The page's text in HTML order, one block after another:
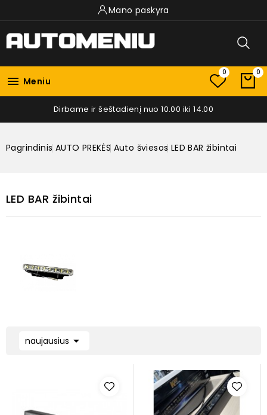
Mano paskyra
 Meniu
0 0
Dirbame ir šeštadienį nuo 10.00 iki 14.00
Pagrindinis AUTO PREKĖS Auto šviesos LED BAR žibintai
LED BAR žibintai
naujausius 